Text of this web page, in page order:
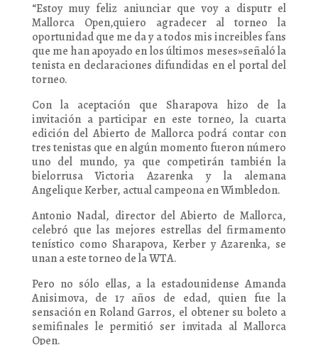
“Estoy muy feliz aniunciar que voy a disputr el
Mallorca Open,quiero agradecer al torneo la
oportunidad que me da y a todos mis increibles fans
que me han apoyado en los últimos meses»señaló la
tenista en declaraciones difundidas en el portal del
torneo.
Con la aceptación que Sharapova hizo de la
invitación a participar en este torneo, la cuarta
edición del Abierto de Mallorca podrá contar con
tres tenistas que en algún momento fueron número
uno del mundo, ya que competirán también la
bielorrusa Victoria Azarenka y la alemana
Angelique Kerber, actual campeona en Wimbledon.
Antonio Nadal, director del Abierto de Mallorca,
celebró que las mejores estrellas del firmamento
tenístico como Sharapova, Kerber y Azarenka, se
unan a este torneo de la WTA.
Pero no sólo ellas, a la estadounidense Amanda
Anisimova, de 17 años de edad, quien fue la
sensación en Roland Garros, el obtener su boleto a
semifinales le permitió ser invitada al Mallorca
Open.